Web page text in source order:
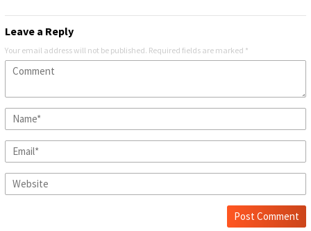
Leave a Reply
Your email address will not be published. Required fields are marked *